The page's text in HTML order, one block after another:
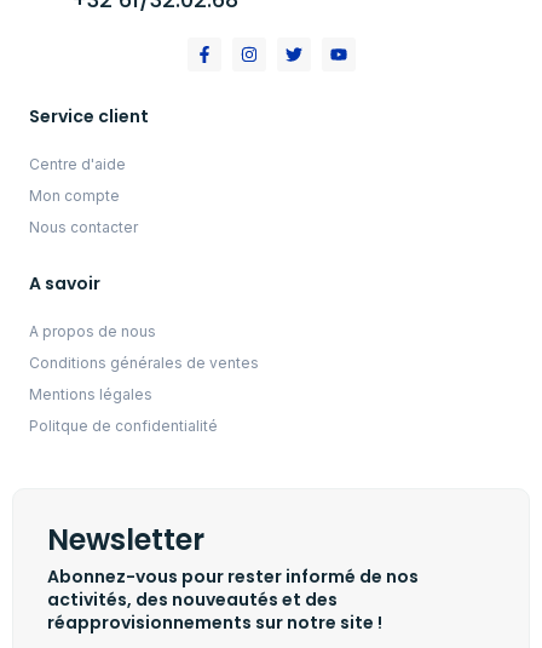
Service client
Centre d'aide
Mon compte
Nous contacter
A savoir
A propos de nous
Conditions générales de ventes
Mentions légales
Politque de confidentialité
Newsletter
Abonnez-vous pour rester informé de nos
activités, des nouveautés et des
réapprovisionnements sur notre site !